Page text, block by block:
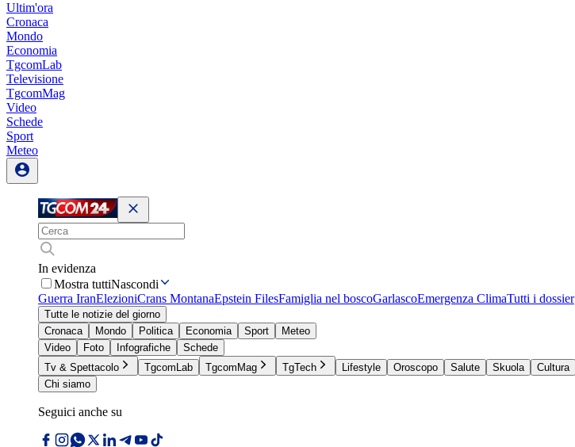
Ultim'ora
Cronaca
Mondo
Economia
TgcomLab
Televisione
TgcomMag
Video
Schede
Sport
Meteo
In evidenza
Mostra tuttiNascondi
Guerra IranElezioniCrans MontanaEpstein FilesFamiglia nel boscoGarlascoEmergenza ClimaTutti i dossier
Tutte le notizie del giorno
Cronaca
Mondo Politica Economia Sport
Meteo
Video
Foto Infografiche
Schede
Tv & Spettacolo
TgcomLab TgcomMag TgTech Lifestyle Oroscopo Salute Skuola Cultura
Chi siamo
Seguici anche su